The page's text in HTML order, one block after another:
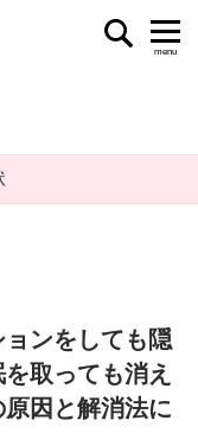
menu
ンをしても隠
取っても消え
因と解消法に